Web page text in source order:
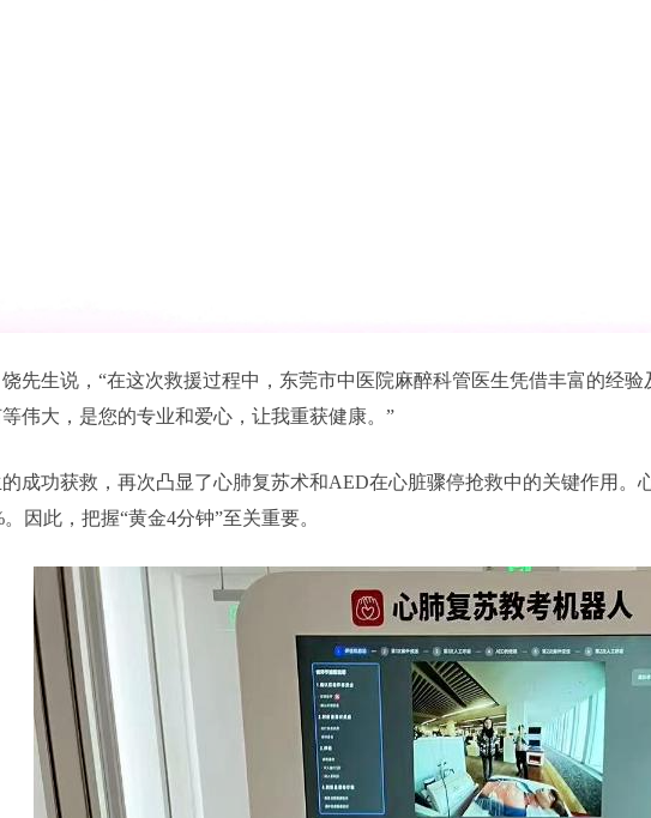
先生说，“在这次救援过程中，东莞市中医院麻醉科管医生凭借丰富的经
伟大，是您的专业和爱心，让我重获健康。”
成功获救，再次凸显了心肺复苏术和AED在心脏骤停抢救中的关键作用
。因此，把握“黄金4分钟”至关重要。